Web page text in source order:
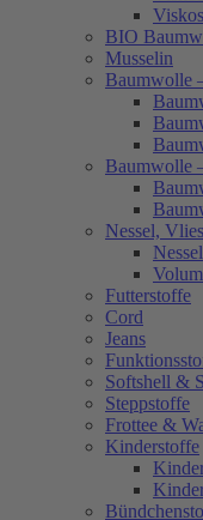
BIO
Musselin
Baumwolle
Baumwolle
Nessel,
Nessel
Futterstoffe
Cord
Jeans
Softshell &
Steppstoffe
Frottee &
Kinderstoffe